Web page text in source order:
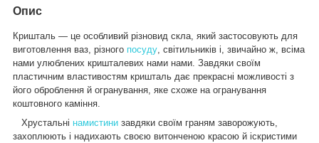
Опис
Кришталь — це особливий різновид скла, який застосовують для
виготовлення ваз, різного посуду , світильників і, звичайно ж, всіма
нами улюблених кришталевих нами нами. Завдяки своїм
пластичним властивостям кришталь дає прекрасні можливості з
його оброблення й огранування, яке схоже на огранування
коштовного каміння.
Хрустальні намистини завдяки своїм граням заворожують,
захоплюють і надихають своєю витонченою красою й іскристими